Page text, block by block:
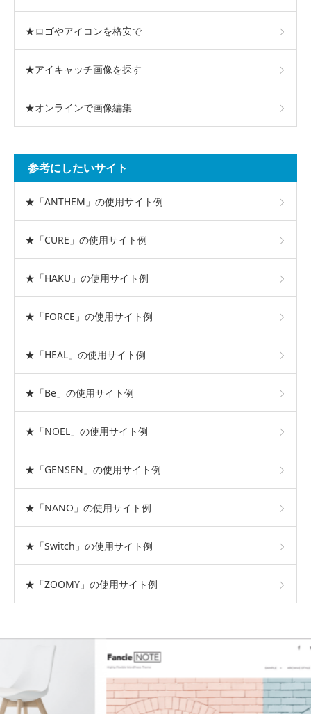
★ロゴやアイコンを格安で
★アイキャッチ画像を探す
★オンラインで画像編集
参考にしたいサイト
★「ANTHEM」の使用サイト例
★「CURE」の使用サイト例
★「HAKU」の使用サイト例
★「FORCE」の使用サイト例
★「HEAL」の使用サイト例
★「Be」の使用サイト例
★「NOEL」の使用サイト例
★「GENSEN」の使用サイト例
★「NANO」の使用サイト例
★「Switch」の使用サイト例
★「ZOOMY」の使用サイト例